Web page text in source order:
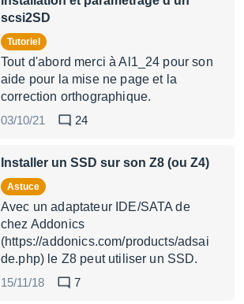
scsi2SD
Tutoriel
Tout d'abord merci à Al1_24 pour son
aide pour la mise ne page et la
correction orthographique.
03/10/21
24
Installer un SSD sur son Z8 (ou Z4)
Astuce
Avec un adaptateur IDE/SATA de
chez Addonics
(https://addonics.com/products/adsai
de.php) le Z8 peut utiliser un SSD.
15/11/18
7